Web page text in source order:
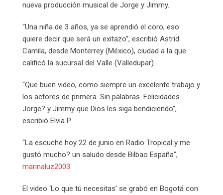
nueva producción musical de Jorge y Jimmy.
“Una niña de 3 años, ya se aprendió el coro; eso
quiere decir que será un exitazo”, escribió Astrid
Camila, desde Monterrey (México), ciudad a la que
calificó la sucursal del Valle (Valledupar).
“Que buen video, como siempre un excelente trabajo y
los actores de primera. Sin palabras. Felicidades.
Jorge? y Jimmy que Dios les siga bendiciendo”,
escribió Elvia P.
“La escuché hoy 22 de junio en Radio Tropical y me
gustó mucho? un saludo desde Bilbao España”,
marinaluz2003.
El video ‘Lo que tú necesitas’ se grabó en Bogotá con